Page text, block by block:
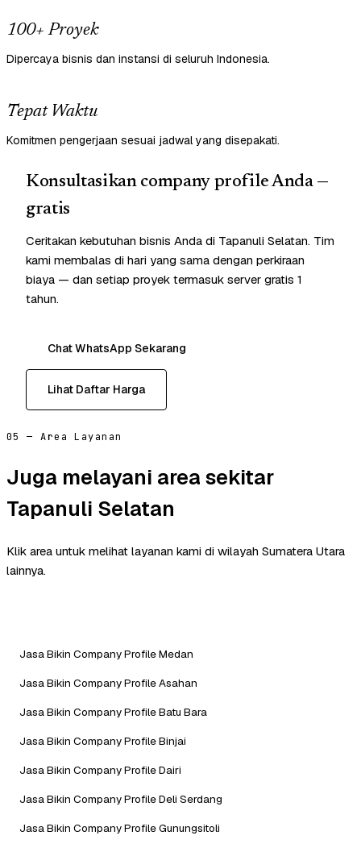
100+ Proyek
Dipercaya bisnis dan instansi di seluruh Indonesia.
Tepat Waktu
Komitmen pengerjaan sesuai jadwal yang disepakati.
Konsultasikan company profile Anda —
gratis
Ceritakan kebutuhan bisnis Anda di Tapanuli Selatan. Tim
kami membalas di hari yang sama dengan perkiraan
biaya — dan setiap proyek termasuk server gratis 1
tahun.
Chat WhatsApp Sekarang
Lihat Daftar Harga
05 — Area Layanan
Juga melayani area sekitar
Tapanuli Selatan
Klik area untuk melihat layanan kami di wilayah Sumatera Utara
lainnya.
Jasa Bikin Company Profile Medan
Jasa Bikin Company Profile Asahan
Jasa Bikin Company Profile Batu Bara
Jasa Bikin Company Profile Binjai
Jasa Bikin Company Profile Dairi
Jasa Bikin Company Profile Deli Serdang
Jasa Bikin Company Profile Gunungsitoli